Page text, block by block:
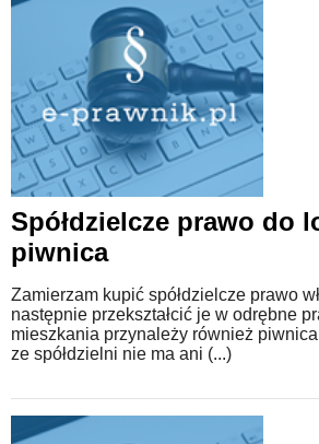
Spółdzielcze prawo do
piwnica
Zamierzam kupić spółdzielcze prawo
następnie przekształcić je w odrębne
mieszkania przynależy również
ze spółdzielni nie ma ani (...)